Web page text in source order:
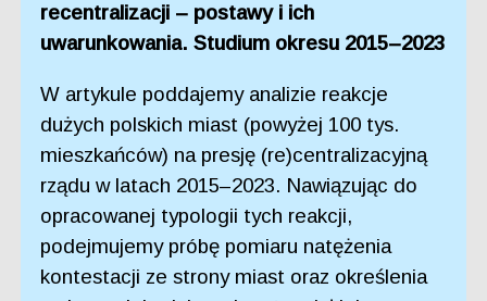
recentralizacji – postawy i ich
uwarunkowania. Studium okresu 2015–2023
W artykule poddajemy analizie reakcje
dużych polskich miast (powyżej 100 tys.
mieszkańców) na presję (re)centralizacyjną
rządu w latach 2015–2023. Nawiązując do
opracowanej typologii tych reakcji,
podejmujemy próbę pomiaru natężenia
kontestacji ze strony miast oraz określenia